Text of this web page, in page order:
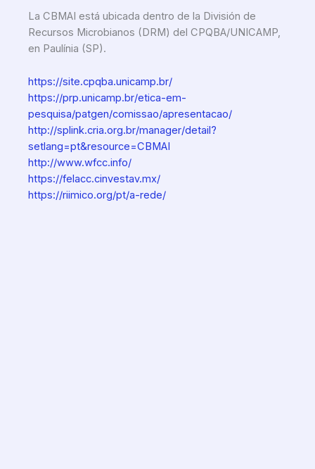
La CBMAI está ubicada dentro de la División de
Recursos Microbianos (DRM) del CPQBA/UNICAMP,
en Paulínia (SP).
https://site.cpqba.unicamp.br/
https://prp.unicamp.br/etica-em-
pesquisa/patgen/comissao/apresentacao/
http://splink.cria.org.br/manager/detail?
setlang=pt&resource=CBMAI
http://www.wfcc.info/
https://felacc.cinvestav.mx/
https://riimico.org/pt/a-rede/